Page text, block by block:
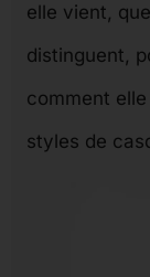
elle vient,
distinguent,
comment
styles de